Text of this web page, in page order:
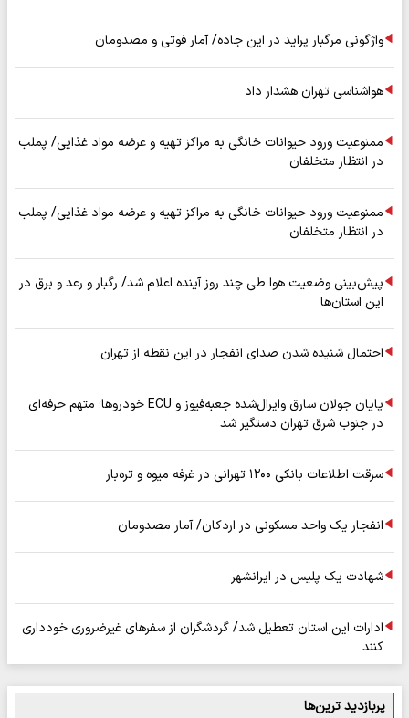
واژگونی مرگبار پراید در این جاده/ آمار فوتی و مصدومان
هواشناسی تهران هشدار داد
ممنوعیت ورود حیوانات خانگی به مراکز تهیه و عرضه مواد غذایی/ پملب
در انتظار متخلفان
ممنوعیت ورود حیوانات خانگی به مراکز تهیه و عرضه مواد غذایی/ پملب
در انتظار متخلفان
پیش‌بینی وضعیت هوا طی چند روز آینده اعلام شد/ رگبار و رعد و برق در
این استان‌ها
احتمال شنیده شدن صدای انفجار در این نقطه از تهران
پایان جولان سارق وایرال‌شده جعبه‌فیوز و ECU خودروها؛ متهم حرفه‌ای
در جنوب شرق تهران دستگیر شد
سرقت اطلاعات بانکی ۱۲۰۰ تهرانی در غرفه میوه و تره‌بار
انفجار یک واحد مسکونی در اردکان/ آمار مصدومان
شهادت یک پلیس در ایرانشهر
ادارات این استان تعطیل شد/ گردشگران از سفرهای غیرضروری خودداری
کنند
پربازدید ترین‌ها